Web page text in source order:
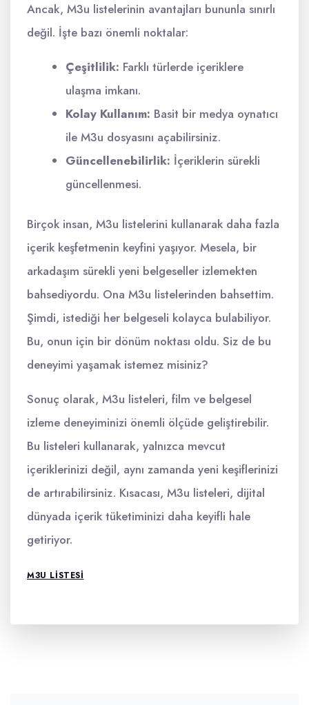
Ancak, M3u listelerinin avantajları bununla sınırlı
değil. İşte bazı önemli noktalar:
Çeşitlilik: Farklı türlerde içeriklere
ulaşma imkanı.
Kolay Kullanım: Basit bir medya oynatıcı
ile M3u dosyasını açabilirsiniz.
Güncellenebilirlik: İçeriklerin sürekli
güncellenmesi.
Birçok insan, M3u listelerini kullanarak daha fazla
içerik keşfetmenin keyfini yaşıyor. Mesela, bir
arkadaşım sürekli yeni belgeseller izlemekten
bahsediyordu. Ona M3u listelerinden bahsettim.
Şimdi, istediği her belgeseli kolayca bulabiliyor.
Bu, onun için bir dönüm noktası oldu. Siz de bu
deneyimi yaşamak istemez misiniz?
Sonuç olarak, M3u listeleri, film ve belgesel
izleme deneyiminizi önemli ölçüde geliştirebilir.
Bu listeleri kullanarak, yalnızca mevcut
içeriklerinizi değil, aynı zamanda yeni keşiflerinizi
de artırabilirsiniz. Kısacası, M3u listeleri, dijital
dünyada içerik tüketiminizi daha keyifli hale
getiriyor.
M3U LISTESI